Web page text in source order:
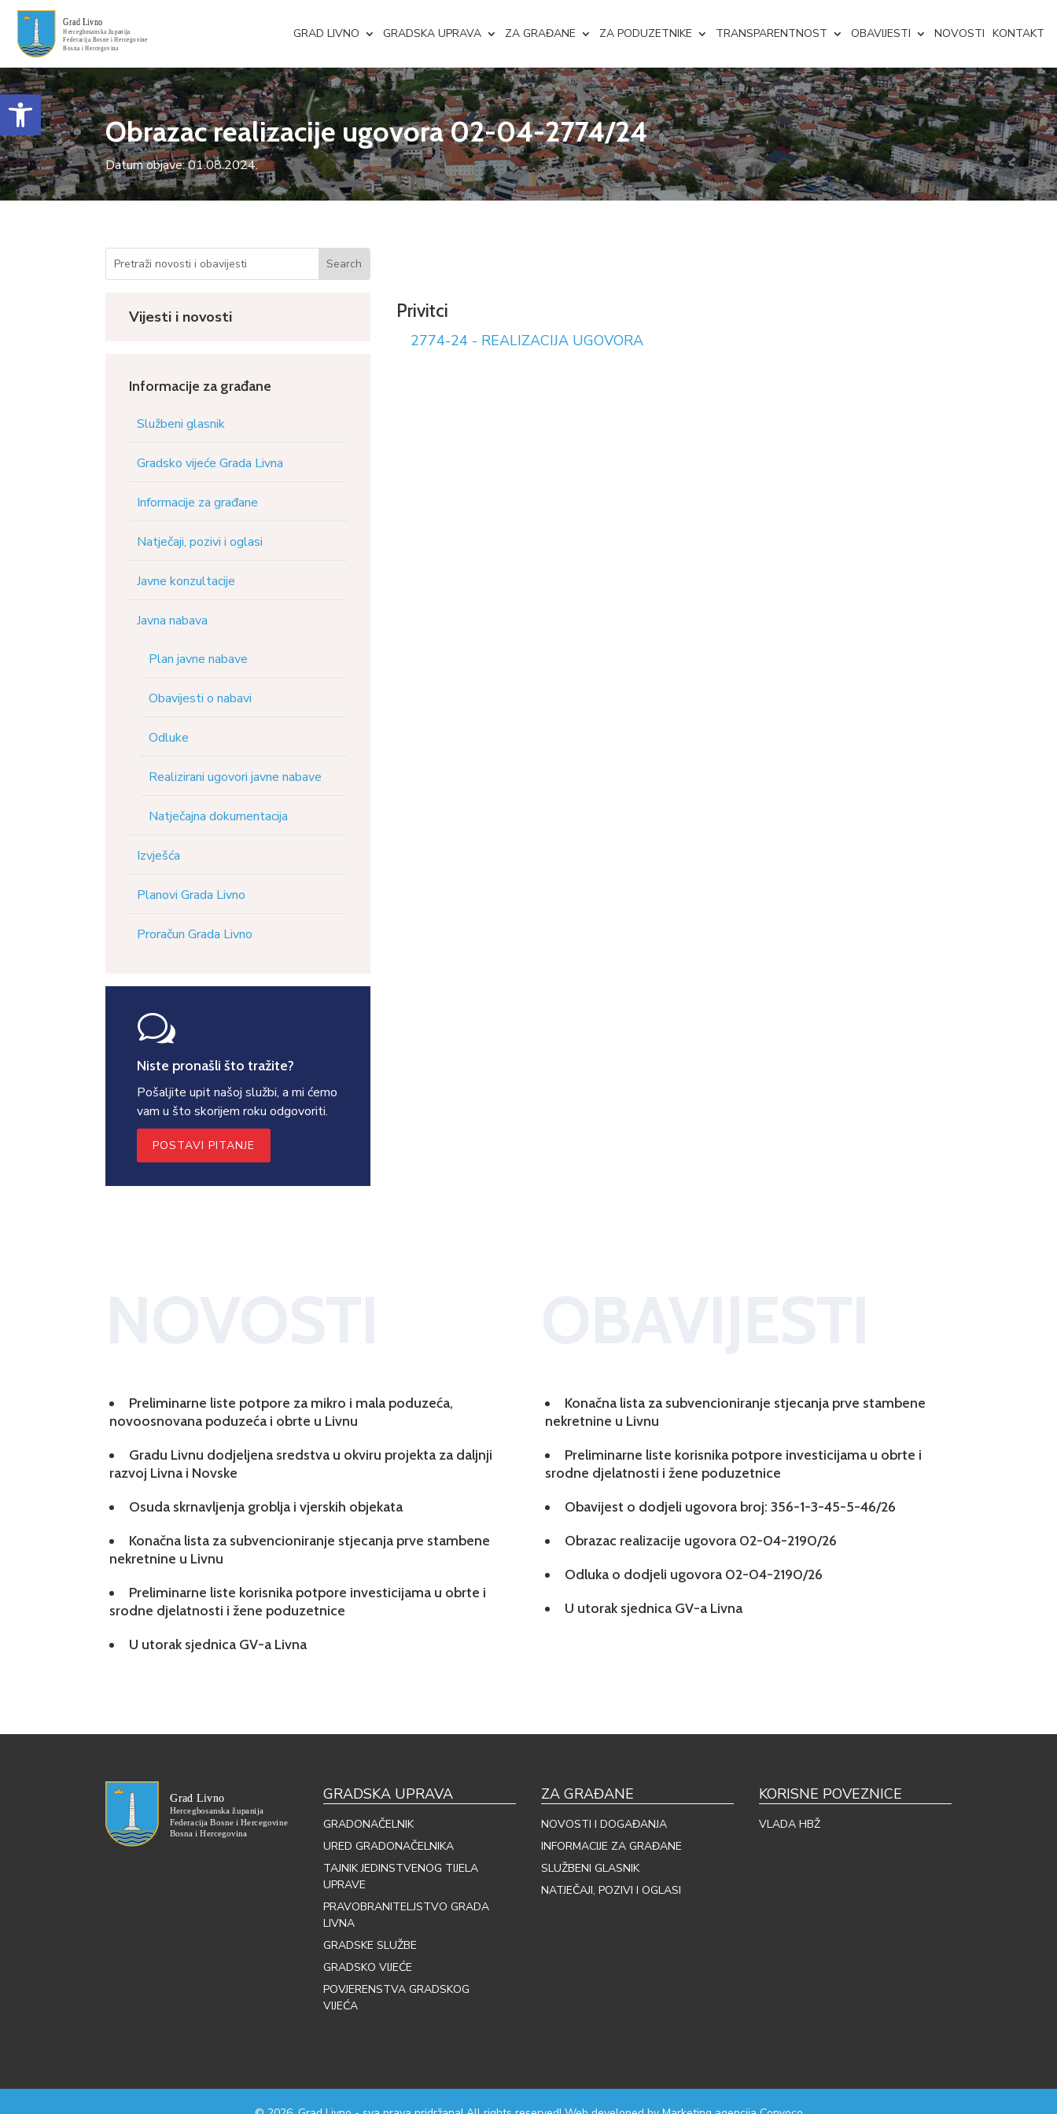
Open toolbar
GRAD LIVNO GRADSKA UPRAVA ZA GRAĐANE ZA PODUZETNIKE TRANSPARENTNOST OBAVIJESTI NOVOSTI KONTAKT
Obrazac realizacije ugovora 02-04-2774/24
Datum objave: 01.08.2024.
Vijesti i novosti
Informacije za građane
Službeni glasnik
Gradsko vijeće Grada Livna
Informacije za građane
Natječaji, pozivi i oglasi
Javne konzultacije
Javna nabava
Plan javne nabave
Obavijesti o nabavi
Odluke
Realizirani ugovori javne nabave
Natječajna dokumentacija
Izvješća
Planovi Grada Livno
Proračun Grada Livno
w
Niste pronašli što tražite?
Pošaljite upit našoj službi, a mi ćemo
vam u što skorijem roku odgovoriti.
POSTAVI PITANJE
Privitci
2774-24 - REALIZACIJA UGOVORA
Preliminarne liste potpore za mikro i mala poduzeća,
novoosnovana poduzeća i obrte u Livnu
Gradu Livnu dodjeljena sredstva u okviru projekta za daljnji
razvoj Livna i Novske
Osuda skrnavljenja groblja i vjerskih objekata
Konačna lista za subvencioniranje stjecanja prve stambene
nekretnine u Livnu
Preliminarne liste korisnika potpore investicijama u obrte i
srodne djelatnosti i žene poduzetnice
U utorak sjednica GV-a Livna
Konačna lista za subvencioniranje stjecanja prve stambene
nekretnine u Livnu
Preliminarne liste korisnika potpore investicijama u obrte i
srodne djelatnosti i žene poduzetnice
Obavijest o dodjeli ugovora broj: 356-1-3-45-5-46/26
Obrazac realizacije ugovora 02-04-2190/26
Odluka o dodjeli ugovora 02-04-2190/26
U utorak sjednica GV-a Livna
GRADSKA UPRAVA
GRADONAČELNIK
URED GRADONAČELNIKA
TAJNIK JEDINSTVENOG TIJELA
UPRAVE
PRAVOBRANITELJSTVO GRADA
LIVNA
GRADSKE SLUŽBE
GRADSKO VIJEĆE
POVJERENSTVA GRADSKOG
VIJEĆA
ZA GRAĐANE
NOVOSTI I DOGAĐANJA
INFORMACIJE ZA GRAĐANE
SLUŽBENI GLASNIK
NATJEČAJI, POZIVI I OGLASI
KORISNE POVEZNICE
VLADA HBŽ